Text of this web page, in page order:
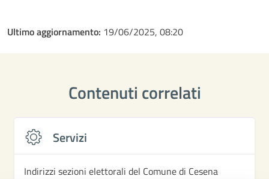
Ultimo aggiornamento: 19/06/2025, 08:20
Contenuti correlati
Servizi
Indirizzi sezioni elettorali del Comune di Cesena